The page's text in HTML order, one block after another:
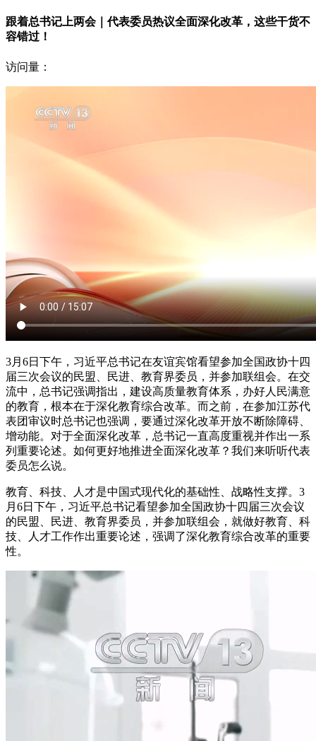
跟着总书记上两会｜代表委员热议全面深化改革，这些干货不
容错过！
访问量：
3月6日下午，习近平总书记在友谊宾馆看望参加全国政协十四
届三次会议的民盟、民进、教育界委员，并参加联组会。在交
流中，总书记强调指出，建设高质量教育体系，办好人民满意
的教育，根本在于深化教育综合改革。而之前，在参加江苏代
表团审议时总书记也强调，要通过深化改革开放不断除障碍、
增动能。对于全面深化改革，总书记一直高度重视并作出一系
列重要论述。如何更好地推进全面深化改革？我们来听听代表
委员怎么说。
教育、科技、人才是中国式现代化的基础性、战略性支撑。3
月6日下午，习近平总书记看望参加全国政协十四届三次会议
的民盟、民进、教育界委员，并参加联组会，就做好教育、科
技、人才工作作出重要论述，强调了深化教育综合改革的重要
性。